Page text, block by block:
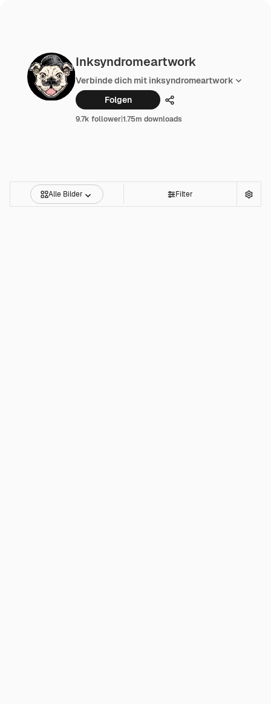
Inksyndromeartwork
Verbinde dich mit inksyndromeartwork
Folgen
Teilen
9.7k follower|1.75m downloads
Alle Bilder Filter